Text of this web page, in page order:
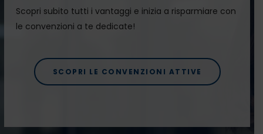
Scopri subito tutti i vantaggi e inizia a risparmiare con
le convenzioni a te dedicate!
SCOPRI LE CONVENZIONI ATTIVE